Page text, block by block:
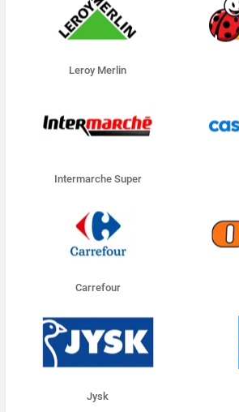
Leroy Merlin
Intermarche Super
Carrefour
Jysk